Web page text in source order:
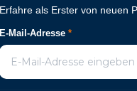
Erfahre als Erster von neuen
E-Mail-Adresse *